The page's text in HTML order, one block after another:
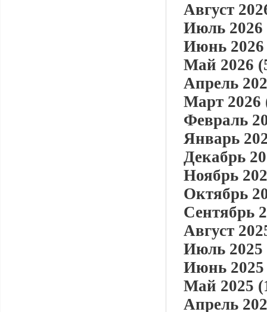
Август
Июль 2026
Июнь 2026
Май 2026
Апрель
Март 2026
Февраль
Январь
Декабрь
Ноябрь
Октябрь
Сентябрь
Август
Июль 2025
Июнь 2025
Май 2025
Апрель